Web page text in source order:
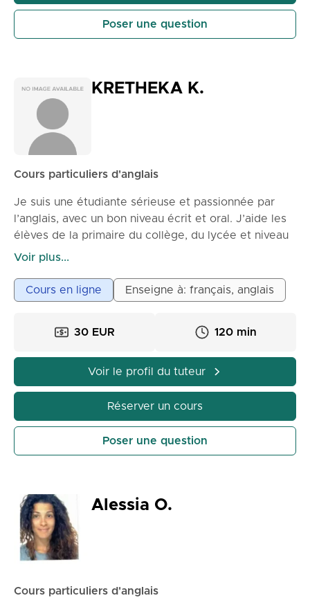
soutiendrai à chaque étape. Je crois que
l'apprentissage de l'anglais doit être agréable,
encourageant et pratique. Mon objectif est d'aider
Poser une question
KRETHEKA K.
Cours particuliers d'anglais
Je suis une étudiante sérieuse et passionnée par
l’anglais, avec un bon niveau écrit et oral. J’aide les
élèves de la primaire du collège, du lycée et niveau
supérieur à améliorer leur compréhension, leur
effectué les diplômes Cambridge University jusqu'au
niveau FCE J’ai déjà aidé des élèves de mon
la préparation des contrôles, du brevet et du bac. 🔹
🔹 Nous travaillons la grammaire, le vocabulaire et la
🔹 Je propose des exercices pratiques, des mises
en situation à l’oral et des méthodes simples pour
mieux mémoriser.
permettre à l’élève de prendre confiance en lui et
de progresser rapidement, tout en rendant les cours
clairs et motivants. Cours disponibles en ligne.
Voir plus...
Cours en ligne Enseigne à: français, anglais
30 EUR 120 min
Voir le profil du tuteur
Réserver un cours
Poser une question
Alessia O.
Cours particuliers d'anglais